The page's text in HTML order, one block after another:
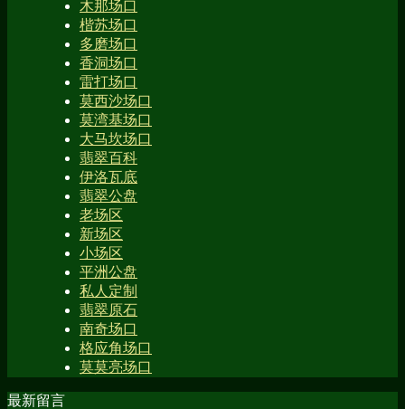
木那场口
楷苏场口
多磨场口
香洞场口
雷打场口
莫西沙场口
莫湾基场口
大马坎场口
翡翠百科
伊洛瓦底
翡翠公盘
老场区
新场区
小场区
平洲公盘
私人定制
翡翠原石
南奇场口
格应角场口
莫莫亮场口
最新留言